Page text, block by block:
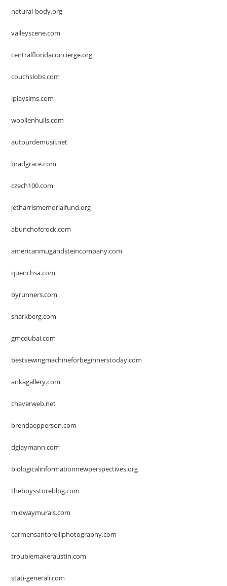
natural-body.org
valleyscene.com
centralfloridaconcierge.org
couchslobs.com
iplaysims.com
woollenhulls.com
autourdemusil.net
bradgrace.com
czech100.com
jetharrismemorialfund.org
abunchofcrock.com
americanmugandsteincompany.com
quenchsa.com
byrunners.com
sharkberg.com
gmcdubai.com
bestsewingmachineforbeginnerstoday.com
ankagallery.com
chaverweb.net
brendaepperson.com
dglaymann.com
biologicalinformationnewperspectives.org
theboysstoreblog.com
midwaymurals.com
carmensantorelliphotography.com
troublemakeraustin.com
stati-generali.com